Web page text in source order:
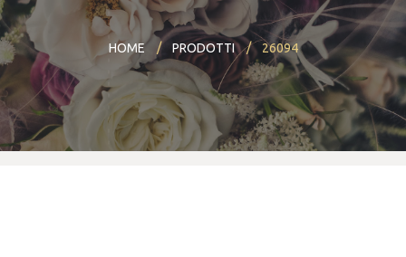
HOME PRODOTTI 26094